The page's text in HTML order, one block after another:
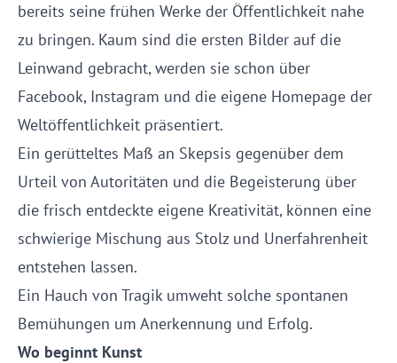
bereits seine frühen Werke der Öffentlichkeit nahe
zu bringen. Kaum sind die ersten Bilder auf die
Leinwand gebracht, werden sie schon über
Facebook, Instagram und die eigene Homepage der
Weltöffentlichkeit präsentiert.
Ein gerütteltes Maß an Skepsis gegenüber dem
Urteil von Autoritäten und die Begeisterung über
die frisch entdeckte eigene Kreativität, können eine
schwierige Mischung aus Stolz und Unerfahrenheit
entstehen lassen.
Ein Hauch von Tragik umweht solche spontanen
Bemühungen um Anerkennung und Erfolg.
Wo beginnt Kunst